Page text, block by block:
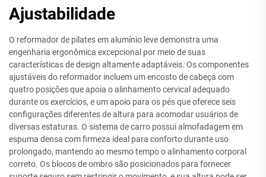
Ajustabilidade
O reformador de pilates em alumínio leve demonstra uma
engenharia ergonômica excepcional por meio de suas
características de design altamente adaptáveis. Os componentes
ajustáveis do reformador incluem um encosto de cabeça com
quatro posições que apoia o alinhamento cervical adequado
durante os exercícios, e um apoio para os pés que oferece seis
configurações diferentes de altura para acomodar usuários de
diversas estaturas. O sistema de carro possui almofadagem em
espuma densa com firmeza ideal para conforto durante uso
prolongado, mantendo ao mesmo tempo o alinhamento corporal
correto. Os blocos de ombro são posicionados para fornecer